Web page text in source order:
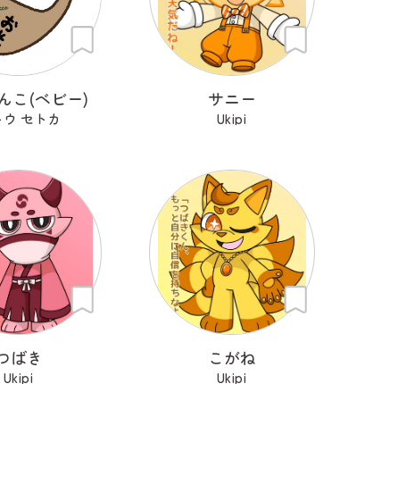
こ(ベビー)
ウ セトカ
サニー
Ukipi
ばき
Ukipi
こがね
Ukipi